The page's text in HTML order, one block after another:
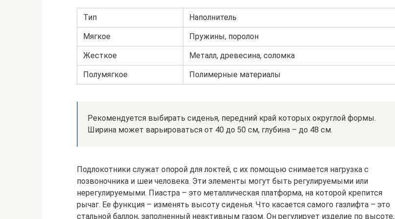
Тип Наполнитель
Мягкое Пружины, поролон
Жесткое Металл, древесина, соломка
Полумягкое Полимерные материалы
Рекомендуется выбирать сиденья, передний край которых округлой формы.
Ширина может варьироваться от 40 до 50 см, глубина – до 48 см.
Подлокотники служат опорой для локтей, с их помощью снимается нагрузка с
позвоночника и шеи человека. Эти элементы могут быть регулируемыми или
нерегулируемыми. Пиастра – это металлическая платформа, на которой крепится
рычаг. Ее функция – изменять высоту сиденья. Что касается самого газлифта – это
стальной баллон, заполненный неактивным газом. Он регулирует изделие по высоте,